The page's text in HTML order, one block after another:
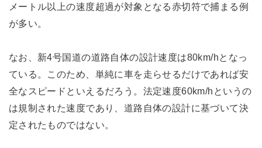
メートル以上の速度超過が対象となる赤切符で捕まる例
が多い。
なお、新4号国道の道路自体の設計速度は80km/hとなっ
ている。このため、単純に車を走らせるだけであれば安
全なスピードといえるだろう。法定速度60km/hというの
は規制された速度であり、道路自体の設計に基づいて決
定されたものではない。